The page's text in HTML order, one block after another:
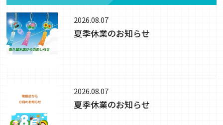
2026.08.07
夏季休業のお知らせ
2026.08.07
夏季休業のお知らせ